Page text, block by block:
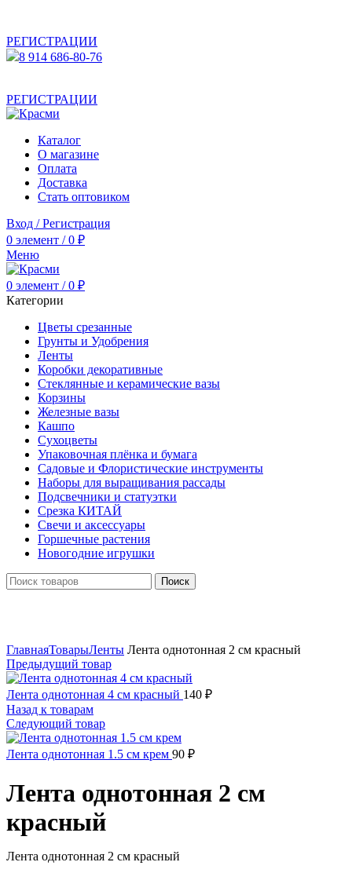
РЕГИСТРАЦИИ
8 914 686-80-76
РЕГИСТРАЦИИ
Каталог
О магазине
Оплата
Доставка
Стать оптовиком
Вход / Регистрация
0 элемент / 0 ₽
Меню
0 элемент / 0 ₽
Категории
Цветы срезанные
Грунты и Удобрения
Ленты
Коробки декоративные
Стеклянные и керамические вазы
Корзины
Железные вазы
Кашпо
Сухоцветы
Упаковочная плёнка и бумага
Садовые и Флористические инструменты
Наборы для выращивания рассады
Подсвечники и статуэтки
Срезка КИТАЙ
Свечи и аксессуары
Горшечные растения
Новогодние игрушки
Поиск
ГлавнаяТоварыЛенты Лента однотонная 2 см красный
Предыдущий товар
Лента однотонная 4 см красный 140 ₽
Назад к товарам
Следующий товар
Лента однотонная 1.5 см крем 90 ₽
Лента однотонная 2 см
красный
Лента однотонная 2 см красный